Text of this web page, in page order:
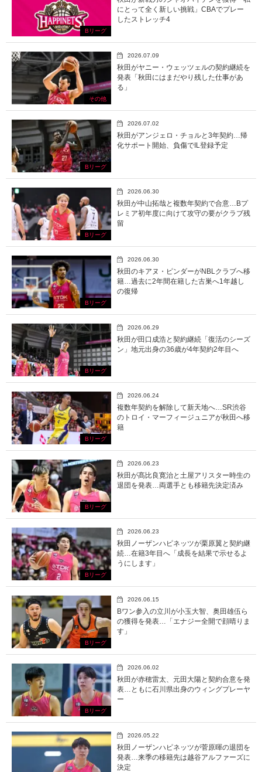
Bリーグ
にとって全く新しい挑戦」CBAでプレー
したストレッチ4
その他
2026.07.09
秋田がヤニー・ウェッツェルの契約継続を
発表「秋田にはまだやり残した仕事があ
る」
Bリーグ
2026.07.02
秋田がアンジェロ・チョルと3年契約…帰
化サポート開始、負傷でIL登録予定
Bリーグ
2026.06.30
秋田が中山拓哉と複数年契約で合意…Bプ
レミア初年度に向けて攻守の要がクラブ残
留
Bリーグ
2026.06.30
秋田のキアヌ・ピンダーがNBLクラブへ移
籍…過去に2年間在籍した古巣へ1年越し
の復帰
Bリーグ
2026.06.29
秋田が田口成浩と契約継続「復活のシーズ
ン」地元出身の36歳が4年契約2年目へ
Bリーグ
2026.06.24
複数年契約を解除して新天地へ…SR渋谷
のトロイ・マーフィージュニアが秋田へ移
籍
Bリーグ
2026.06.23
秋田が髙比良寛治と土屋アリスター時生の
退団を発表…両選手とも移籍先決定済み
Bリーグ
2026.06.23
秋田ノーザンハピネッツが栗原翼と契約継
続…在籍3年目へ「成長を結果で示せるよ
うにします」
Bリーグ
2026.06.15
Bワン参入の立川が小玉大智、奥田雄伍ら
の獲得を発表…「エナジー全開で顔晴りま
す」
Bリーグ
2026.06.02
秋田が赤穂雷太、元田大陽と契約合意を発
表…ともに石川県出身のウィングプレーヤ
ー
2026.05.22
秋田ノーザンハピネッツが菅原暉の退団を
発表…来季の移籍先は越谷アルファーズに
決定